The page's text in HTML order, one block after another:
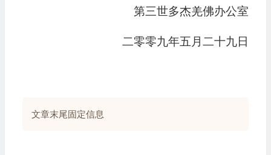
第三世多杰羌佛办公室
二零零九年五月二十九日
文章末尾固定信息